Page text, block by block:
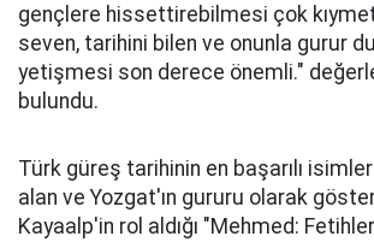
gençlere hissettirebilmesi çok
seven, tarihini bilen ve onunla gurur
yetişmesi son derece önemli."
bulundu.
Türk güreş tarihinin en başarılı
alan ve Yozgat'ın gururu olarak
Kayaalp'in rol aldığı "Mehmed: